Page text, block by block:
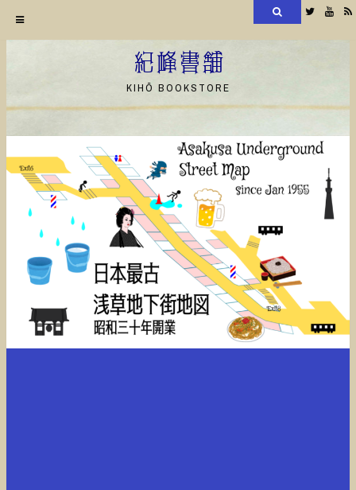
ン
ツ
へ
Twitter
紀峰書舗
KIHŌ BOOKSTORE